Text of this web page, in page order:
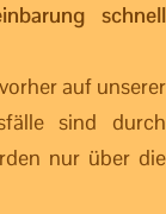
schnell
auf unserer
sind durch
nur über die